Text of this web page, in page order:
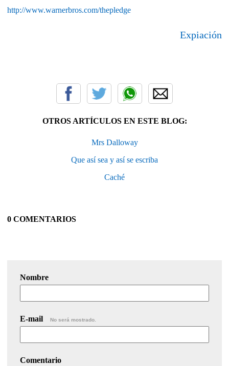
http://www.warnerbros.com/thepledge
Expiación
OTROS ARTÍCULOS EN ESTE BLOG:
Mrs Dalloway
Que así sea y así se escriba
Caché
0 COMENTARIOS
Nombre
E-mail No será mostrado.
Comentario